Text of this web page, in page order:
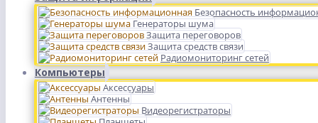
Безопасность
Генераторы шума
Защита переговоров
Защита средств связи
Радиомониторинг сетей
Компьютеры
Аксессуары
Антенны
Видеорегистраторы